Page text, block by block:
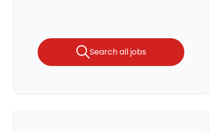
Search all jobs